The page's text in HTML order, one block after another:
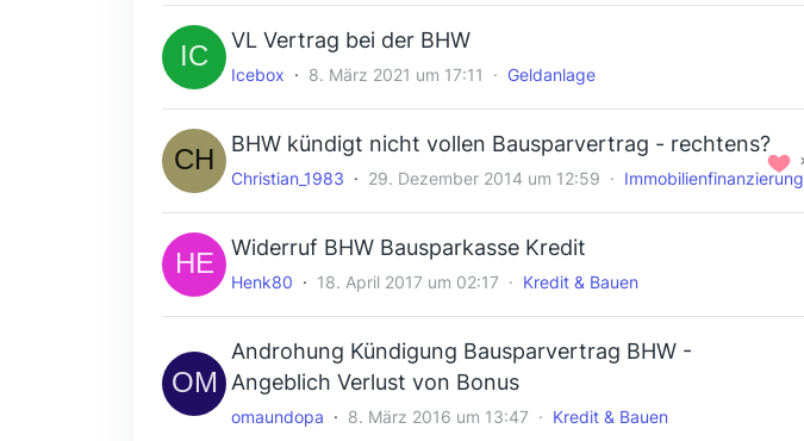
VL Vertrag bei der BHW
Icebox 8. März 2021 um 17:11 Geldanlage
BHW kündigt nicht vollen Bausparvertrag - rechtens?
Christian_1983
29. Dezember 2014 um 12:59 Immobilienfinanzierung
Widerruf BHW Bausparkasse Kredit
Henk80 18. April 2017 um 02:17 Kredit & Bauen
Androhung Kündigung Bausparvertrag BHW -
Angeblich Verlust von Bonus
omaundopa 8. März 2016 um 13:47 Kredit & Bauen